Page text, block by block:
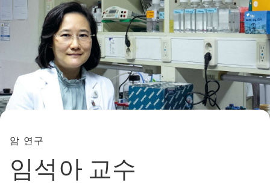
암 연구
임석아 교수